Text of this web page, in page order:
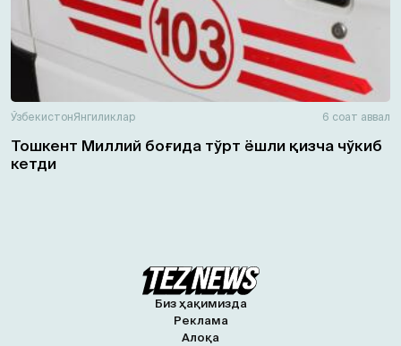
ЎзбекистонЯнгиликлар 6 соат аввал
Тошкент Миллий боғида тўрт ёшли қизча чўкиб
кетди
Биз ҳақимизда
Реклама
Алоқа